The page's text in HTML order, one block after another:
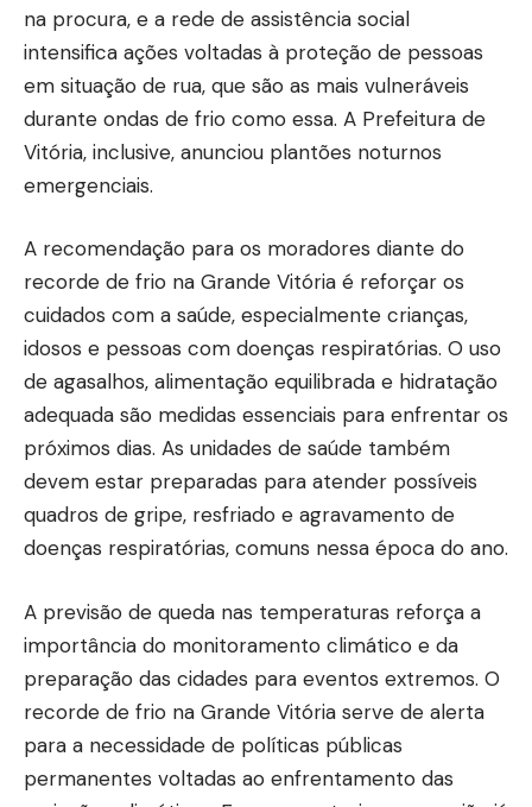
na procura, e a rede de assistência social
intensifica ações voltadas à proteção de pessoas
em situação de rua, que são as mais vulneráveis
durante ondas de frio como essa. A Prefeitura de
Vitória, inclusive, anunciou plantões noturnos
emergenciais.
A recomendação para os moradores diante do
recorde de frio na Grande Vitória é reforçar os
cuidados com a saúde, especialmente crianças,
idosos e pessoas com doenças respiratórias. O uso
de agasalhos, alimentação equilibrada e hidratação
adequada são medidas essenciais para enfrentar os
próximos dias. As unidades de saúde também
devem estar preparadas para atender possíveis
quadros de gripe, resfriado e agravamento de
doenças respiratórias, comuns nessa época do ano.
A previsão de queda nas temperaturas reforça a
importância do monitoramento climático e da
preparação das cidades para eventos extremos. O
recorde de frio na Grande Vitória serve de alerta
para a necessidade de políticas públicas
permanentes voltadas ao enfrentamento das